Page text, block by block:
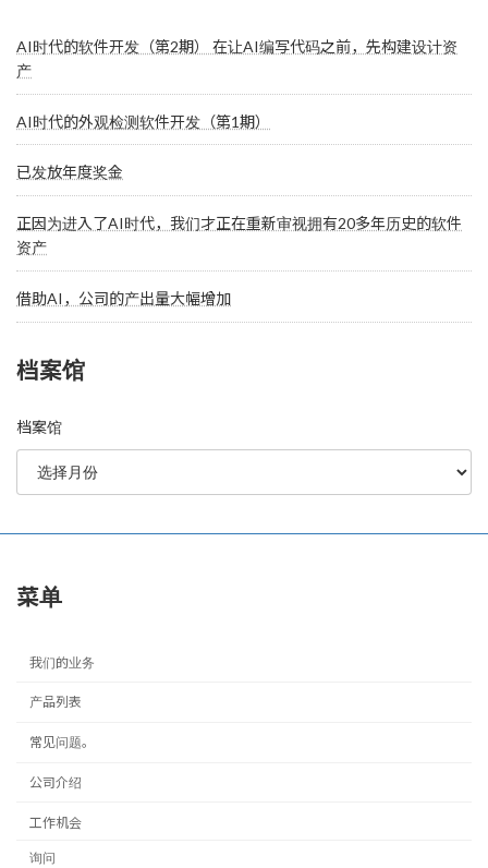
AI时代的软件开发（第2期） 在让AI编写代码之前，先构建设计资
产
AI时代的外观检测软件开发（第1期）
已发放年度奖金
正因为进入了AI时代，我们才正在重新审视拥有20多年历史的软件
资产
借助AI，公司的产出量大幅增加
档案馆
档案馆
菜单
我们的业务
产品列表
常见问题。
公司介绍
工作机会
询问